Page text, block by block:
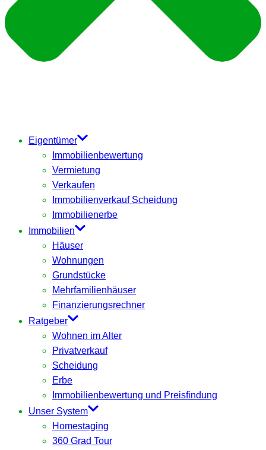
Eigentümer
Immobilienbewertung
Vermietung
Verkaufen
Immobilienverkauf Scheidung
Immobilienerbe
Immobilien
Häuser
Wohnungen
Grundstücke
Mehrfamilienhäuser
Finanzierungsrechner
Ratgeber
Wohnen im Alter
Privatverkauf
Scheidung
Erbe
Immobilienbewertung und Preisfindung
Unser System
Homestaging
360 Grad Tour